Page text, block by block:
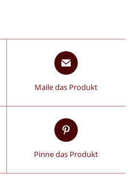
Maile das Produkt
Pinne das Produkt